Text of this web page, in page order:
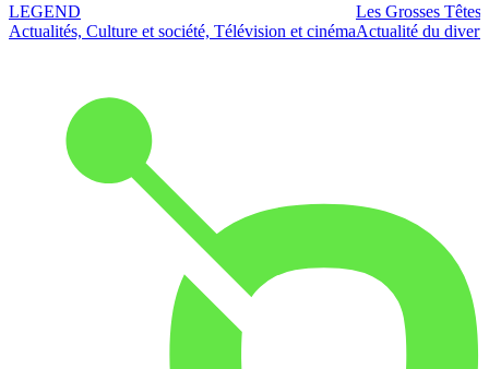
LEGEND
Actualités, Culture et société, Télévision et cinéma
Les Grosses Têtes
Actualité du